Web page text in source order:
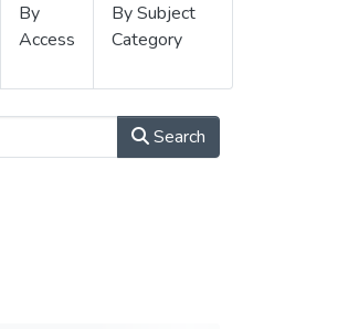
By
Access
By Subject
Category
Search